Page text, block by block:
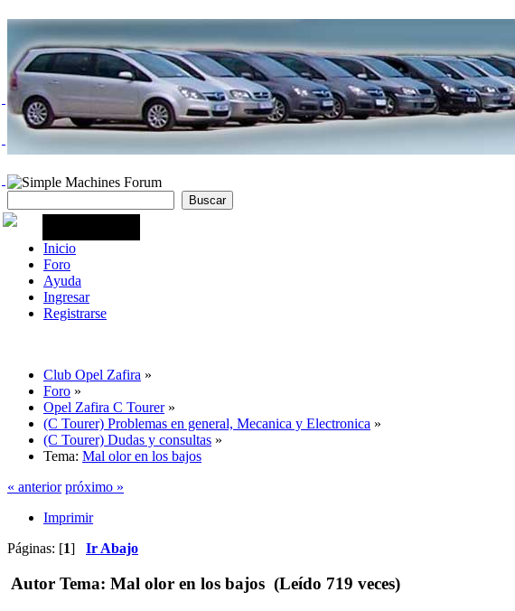
Inicio
Foro
Ayuda
Ingresar
Registrarse
Club Opel Zafira »
Foro »
Opel Zafira C Tourer»
(C Tourer) Problemas en general, Mecanica y Electronica »
(C Tourer) Dudas y consultas »
Tema: Mal olor en los bajos
« anterior próximo »
Imprimir
Páginas: [1] Ir Abajo
Autor Tema: Mal olor en los bajos (Leído 719 veces)